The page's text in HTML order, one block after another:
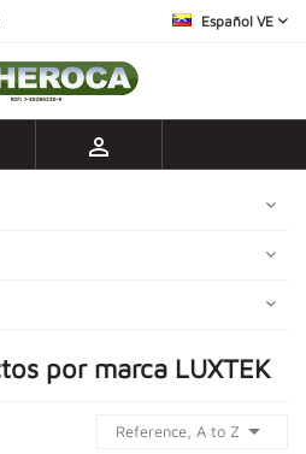
Español VE

por marca LUXTEK
Reference, A to Z 